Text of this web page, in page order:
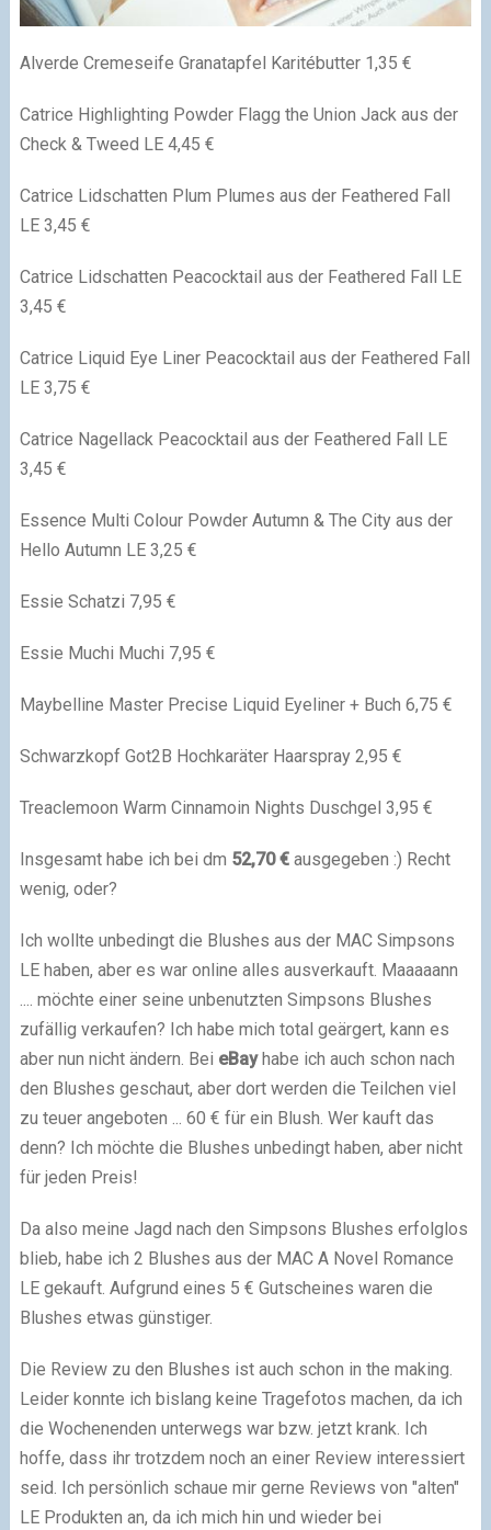
Alverde Cremeseife Granatapfel Karitébutter 1,35 €
Catrice Highlighting Powder Flagg the Union Jack aus der
Check & Tweed LE 4,45 €
Catrice Lidschatten Plum Plumes aus der Feathered Fall
LE 3,45 €
Catrice Lidschatten Peacocktail aus der Feathered Fall LE
3,45 €
Catrice Liquid Eye Liner Peacocktail aus der Feathered Fall
LE 3,75 €
Catrice Nagellack Peacocktail aus der Feathered Fall LE
3,45 €
Essence Multi Colour Powder Autumn & The City aus der
Hello Autumn LE 3,25 €
Essie Schatzi 7,95 €
Essie Muchi Muchi 7,95 €
Maybelline Master Precise Liquid Eyeliner + Buch 6,75 €
Schwarzkopf Got2B Hochkaräter Haarspray 2,95 €
Treaclemoon Warm Cinnamoin Nights Duschgel 3,95 €
Insgesamt habe ich bei dm 52,70 €ausgegeben :) Recht
wenig, oder?
Ich wollte unbedingt die Blushes aus der MAC Simpsons
LE haben, aber es war online alles ausverkauft. Maaaaann
.... möchte einer seine unbenutzten Simpsons Blushes
zufällig verkaufen? Ich habe mich total geärgert, kann es
aber nun nicht ändern. Bei eBayhabe ich auch schon nach
den Blushes geschaut, aber dort werden die Teilchen viel
zu teuer angeboten ... 60 € für ein Blush. Wer kauft das
denn? Ich möchte die Blushes unbedingt haben, aber nicht
für jeden Preis!
Da also meine Jagd nach den Simpsons Blushes erfolglos
blieb, habe ich 2 Blushes aus der MAC A Novel Romance
LE gekauft. Aufgrund eines 5 € Gutscheines waren die
Blushes etwas günstiger.
Die Review zu den Blushes ist auch schon in the making.
Leider konnte ich bislang keine Tragefotos machen, da ich
die Wochenenden unterwegs war bzw. jetzt krank. Ich
hoffe, dass ihr trotzdem noch an einer Review interessiert
seid. Ich persönlich schaue mir gerne Reviews von "alten"
LE Produkten an, da ich mich hin und wieder bei